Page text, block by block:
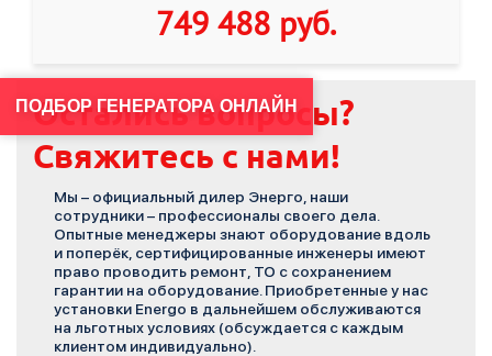
749 488 руб.
Остались вопросы?
Свяжитесь с нами!
Мы – официальный дилер Энерго, наши
сотрудники – профессионалы своего дела.
Опытные менеджеры знают оборудование вдоль
и поперёк, сертифицированные инженеры имеют
право проводить ремонт, ТО с сохранением
гарантии на оборудование. Приобретенные у нас
установки Energo в дальнейшем обслуживаются
на льготных условиях (обсуждается с каждым
клиентом индивидуально).
ПОДБОР ГЕНЕРАТОРА ОНЛАЙН